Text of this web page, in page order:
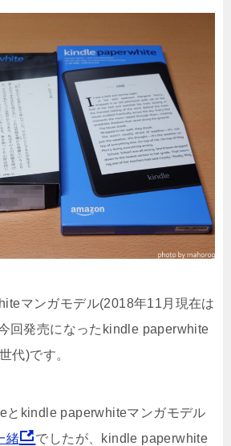
マンガモデル(2018年11月現在は
回発売になったkindle paperwhite
代)です。
とkindle paperwhiteマンガモデル
緒
でしたが、kindle paperwhite